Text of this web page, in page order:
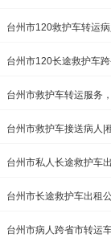
台州市120救护车转运
台州市120长途救护车
台州市救护车转运服务
台州市救护车接送病人|
台州市私人长途救护车
台州市长途救护车出租
台州市病人跨省市转运